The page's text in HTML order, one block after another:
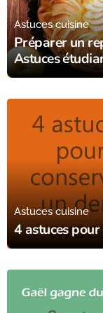
Préparer un
Astuces
Astuces cuisine
4 astuces
Astuces cuisine